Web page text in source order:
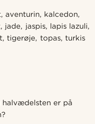
aventurin, kalcedon,
jaspis, lapis lazuli,
tigerøje, topas, turkis
er på